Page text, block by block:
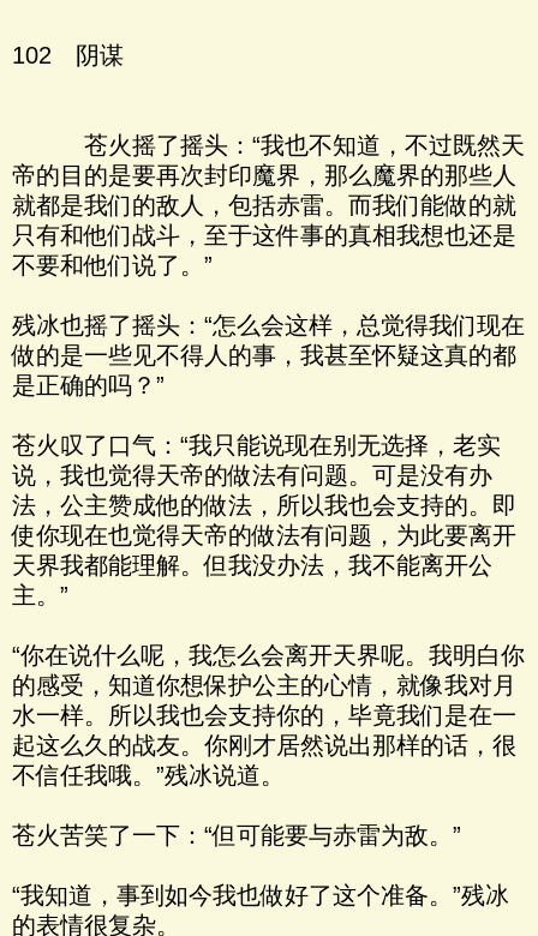
102 阴谋
苍火摇了摇头：“我也不知道，不过既然天
帝的目的是要再次封印魔界，那么魔界的那些人
就都是我们的敌人，包括赤雷。而我们能做的就
只有和他们战斗，至于这件事的真相我想也还是
不要和他们说了。”
残冰也摇了摇头：“怎么会这样，总觉得我们现在
做的是一些见不得人的事，我甚至怀疑这真的都
是正确的吗？”
苍火叹了口气：“我只能说现在别无选择，老实
说，我也觉得天帝的做法有问题。可是没有办
法，公主赞成他的做法，所以我也会支持的。即
使你现在也觉得天帝的做法有问题，为此要离开
天界我都能理解。但我没办法，我不能离开公
主。”
“你在说什么呢，我怎么会离开天界呢。我明白你
的感受，知道你想保护公主的心情，就像我对月
水一样。所以我也会支持你的，毕竟我们是在一
起这么久的战友。你刚才居然说出那样的话，很
不信任我哦。”残冰说道。
苍火苦笑了一下：“但可能要与赤雷为敌。”
“我知道，事到如今我也做好了这个准备。”残冰
的表情很复杂。